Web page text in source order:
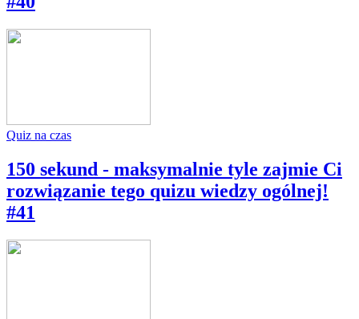
Quiz na czas
150 sekund - maksymalnie tyle zajmie Ci
rozwiązanie tego quizu wiedzy ogólnej!
#41